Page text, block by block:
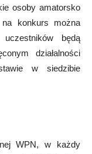
osoby amatorsko
konkurs można
będą
działalności
w siedzibie
WPN, w każdy